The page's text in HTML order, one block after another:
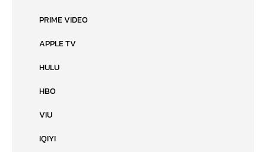
PRIME VIDEO
APPLE TV
HULU
HBO
VIU
IQIYI